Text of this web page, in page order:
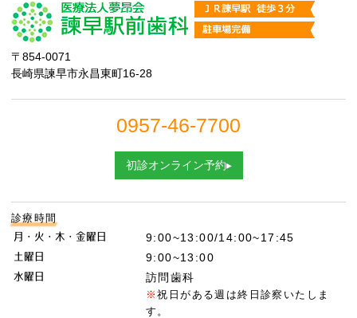
〒854-0071
長崎県諫早市永昌東町16-28
0957-46-7700
初診オンライン予約▸
診療時間
月・火・木・金曜日 9:00~13:00/14:00~17:45
土曜日 9:00~13:00
水曜日 訪問歯科
※祝日がある週は終日診察いたしま
す。